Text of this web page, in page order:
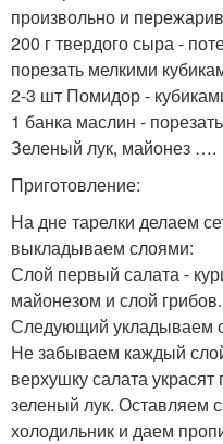
произвольно и
200 г твердого сыра -
порезать мелкими
2-3 шт Помидор -
1 банка маслин -
Зеленый лук, майонез ….
Приготовление:
На дне тарелки делаем
выкладываем слоями:
Слой первый салата -
майонезом и слой грибов.
Следующий укладываем
Не забываем каждый
верхушку салата
зеленый лук. Оставляем
холодильник и даем